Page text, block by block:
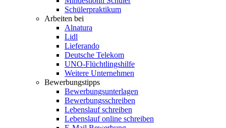
Schülerpraktikum
Arbeiten bei
Alnatura
Lidl
Lieferando
Deutsche Telekom
UNO-Flüchtlingshilfe
Weitere Unternehmen
Bewerbungstipps
Bewerbungsunterlagen
Bewerbungsschreiben
Lebenslauf schreiben
Lebenslauf online schreiben